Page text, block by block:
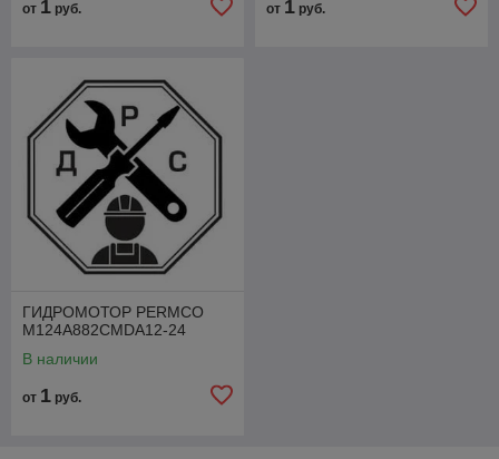
от 1 руб. от 1 руб.
ГИДРОМОТОР PERMCO
M124A882CMDA12-24
В наличии
от 1 руб.